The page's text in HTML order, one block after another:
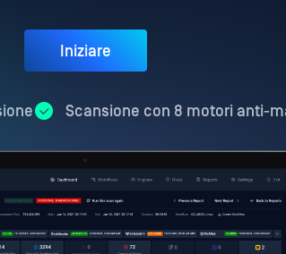
Iniziare
Scansione con 8 motori anti-
100%